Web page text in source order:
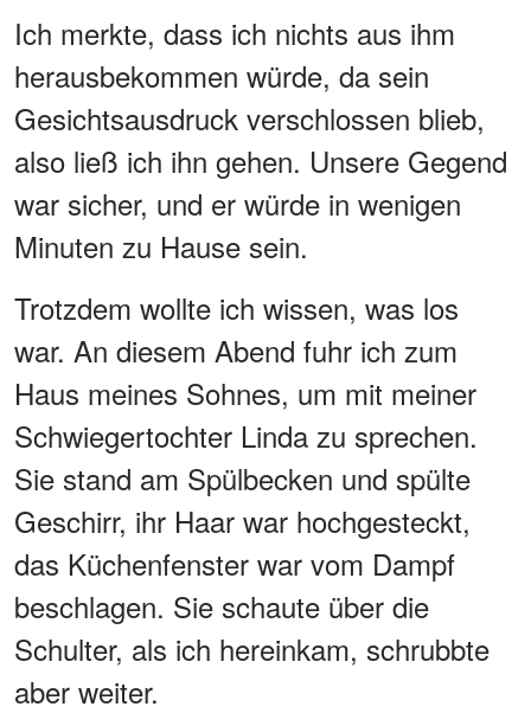
Ich merkte, dass ich nichts aus ihm
herausbekommen würde, da sein
Gesichtsausdruck verschlossen blieb,
also ließ ich ihn gehen. Unsere Gegend
war sicher, und er würde in wenigen
Minuten zu Hause sein.
Trotzdem wollte ich wissen, was los
war. An diesem Abend fuhr ich zum
Haus meines Sohnes, um mit meiner
Schwiegertochter Linda zu sprechen.
Sie stand am Spülbecken und spülte
Geschirr, ihr Haar war hochgesteckt,
das Küchenfenster war vom Dampf
beschlagen. Sie schaute über die
Schulter, als ich hereinkam, schrubbte
aber weiter.